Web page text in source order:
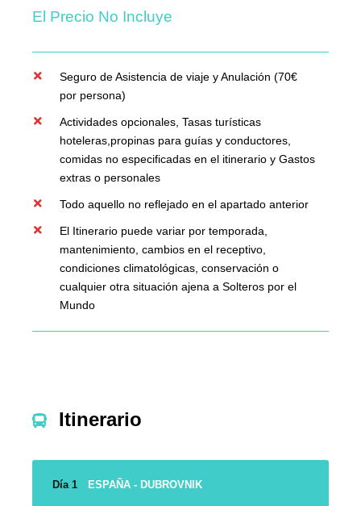
El Precio No Incluye
Seguro de Asistencia de viaje y Anulación (70€
por persona)
Actividades opcionales, Tasas turísticas
hoteleras,propinas para guías y conductores,
comidas no especificadas en el itinerario y Gastos
extras o personales
Todo aquello no reflejado en el apartado anterior
El Itinerario puede variar por temporada,
mantenimiento, cambios en el receptivo,
condiciones climatológicas, conservación o
cualquier otra situación ajena a Solteros por el
Mundo
Itinerario
Día 1 ESPAÑA - DUBROVNIK